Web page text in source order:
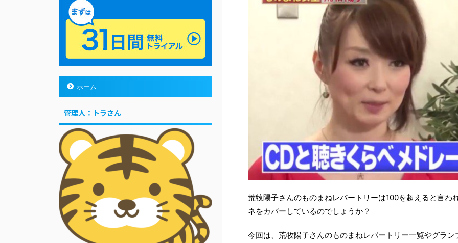
荒牧陽子さんのものまねレパートリーは100を超えると言わ
ネをカバーしているのでしょうか？
今回は、荒牧陽子さんのものまねレパートリー一覧やグラ
ホーム
管理人：トラさん